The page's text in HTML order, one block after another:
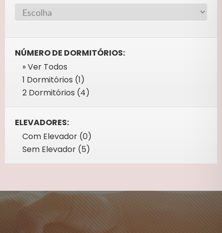
NÚMERO DE DORMITÓRIOS:
» Ver Todos
1 Dormitórios (1)
2 Dormitórios (4)
ELEVADORES:
Com Elevador (0)
Sem Elevador (5)